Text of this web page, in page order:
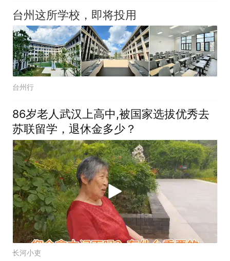
台州这所学校，即将投用
台州行
86岁老人武汉上高中,被国家选拔优秀去
苏联留学，退休金多少？
长河小吏